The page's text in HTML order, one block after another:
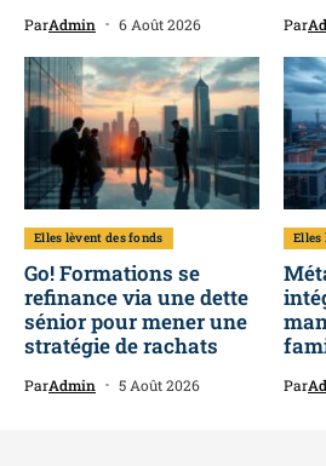
ParAdmin 6 Août 2026 Par
Elles lèvent des fonds
Go! Formations se
refinance via une dette
sénior pour mener une
stratégie de rachats
ParAdmin 5 Août 2026
Elles
Par